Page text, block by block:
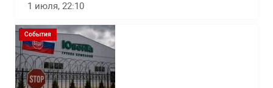
1 июля, 22:10
События